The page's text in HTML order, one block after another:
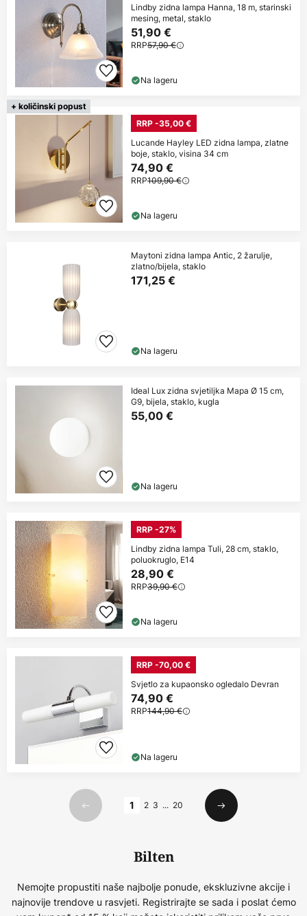
Lindby zidna lampa Hanna, 18 m, starinski
mesing, metal, staklo
51,90 €
RRP57,90 €
Na lageru
+ količinski popust
RRP -35,00 €
Lucande Hayley LED zidna lampa, zlatne
boje, staklo, visina 34 cm
74,90 €
RRP109,90 €
Na lageru
Maytoni zidna lampa Antic, 2 žarulje,
zlatno/bijela, staklo
171,25 €
Na lageru
Ideal Lux zidna svjetiljka Mapa Ø 15 cm,
G9, bijela, staklo, kugla
55,00 €
Na lageru
RRP -27%
Lindby zidna lampa Tuli, 28 cm, staklo,
poluokruglo, E14
28,90 €
RRP39,90 €
Na lageru
RRP -70,00 €
Svjetlo za kupaonsko ogledalo Devran
74,90 €
RRP144,90 €
Na lageru
Prethodno
1 2 3 ... 20
Sljedeći
Bilten
Nemojte propustiti naše najbolje ponude, ekskluzivne akcije i
najnovije trendove u rasvjeti. Registrirajte se sada i poslat ćemo